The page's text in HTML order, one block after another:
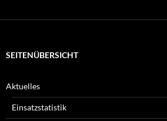
SEITENÜBERSICHT
Aktuelles
Einsatzstatistik